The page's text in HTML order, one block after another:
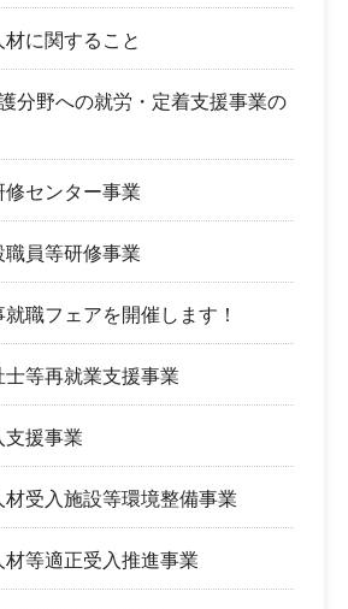
に関すること
分野への就労・定着支援事業の
センター事業
員等研修事業
職フェアを開催します！
等再就業支援事業
支援事業
受入施設等環境整備事業
等適正受入推進事業